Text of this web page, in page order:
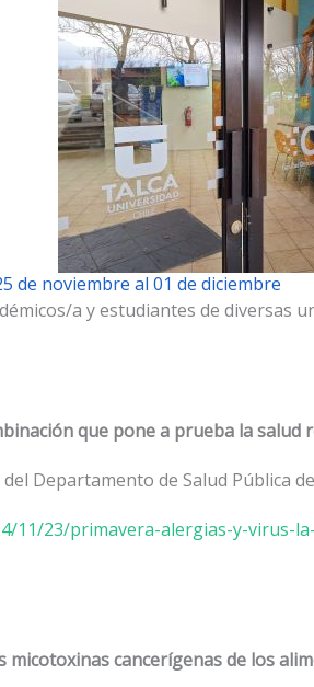
de noviembre al 01 de diciembre
a y estudiantes de diversas
que pone a prueba la salud
Departamento de Salud Pública
11/23/primavera-alergias-y-virus-
micotoxinas cancerígenas de los